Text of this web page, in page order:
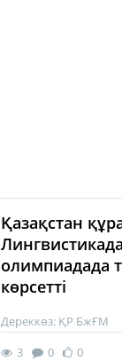
Қазақстан
олимпиадада
көрсетті
Дереккөз: ҚР БжҒМ
3
0 0